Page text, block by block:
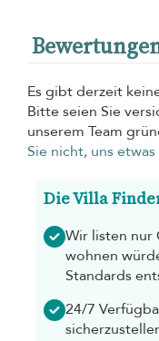
Es gibt derzeit
Bitte seien Sie
unserem Team
Sie nicht, uns etwas
Die Villa
Wir listen nur
wohnen
Standards
24/7